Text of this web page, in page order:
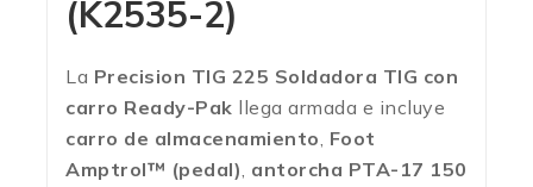
(K2535-2)
La Precision TIG 225 Soldadora TIG con
carro Ready-Pak llega armada e incluye
carro de almacenamiento, Foot
Amptrol™ (pedal), antorcha PTA-17 150